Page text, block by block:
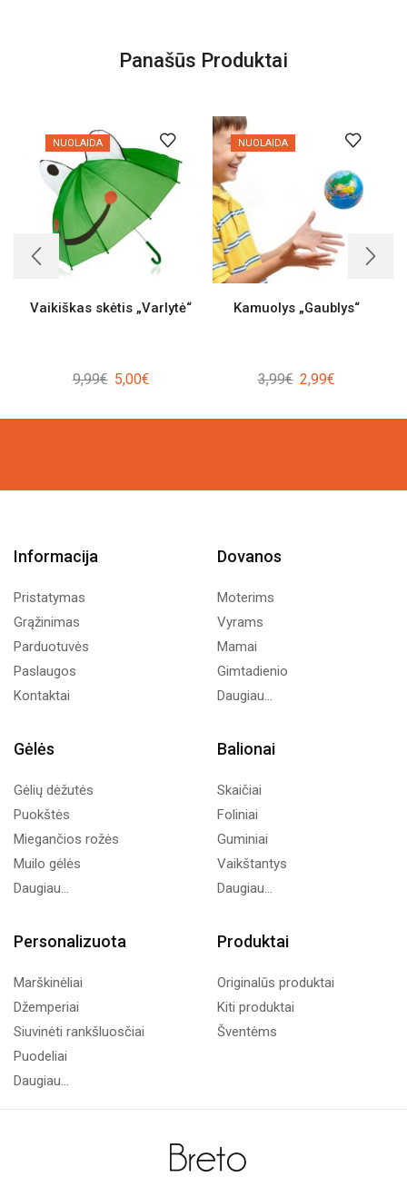
Panašūs Produktai
NUOLAIDA
Vaikiškas skėtis „Varlytė“
9,99€ Original
was:
5,00€Current
is:
NUOLAIDA
Kamuolys „Gaublys“
3,99€ Original
was:
2,99€Current
is:
Informacija
Pristatymas
Grąžinimas
Parduotuvės
Paslaugos
Kontaktai
Dovanos
Moterims
Vyrams
Mamai
Gimtadienio
Daugiau...
Gėlės
Gėlių dėžutės
Puokštės
Miegančios rožės
Muilo gėlės
Daugiau...
Balionai
Skaičiai
Foliniai
Guminiai
Vaikštantys
Daugiau...
Personalizuota
Marškinėliai
Džemperiai
Siuvinėti rankšluosčiai
Puodeliai
Daugiau...
Produktai
Originalūs produktai
Kiti produktai
Šventėms